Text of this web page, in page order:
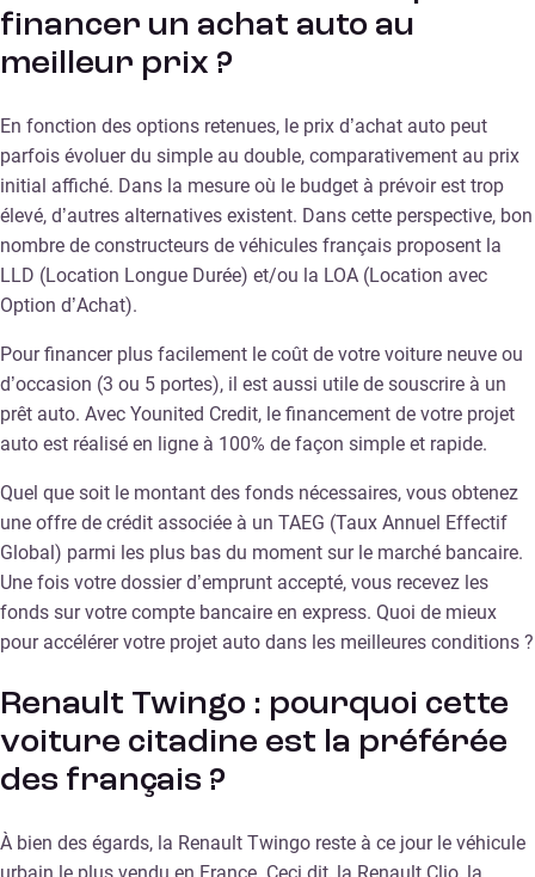
financer un achat auto au
meilleur prix ?
En fonction des options retenues, le prix d’achat auto peut
parfois évoluer du simple au double, comparativement au prix
initial affiché. Dans la mesure où le budget à prévoir est trop
élevé, d’autres alternatives existent. Dans cette perspective, bon
nombre de constructeurs de véhicules français proposent la
LLD (Location Longue Durée) et/ou la LOA (Location avec
Option d’Achat).
Pour financer plus facilement le coût de votre voiture neuve ou
d’occasion (3 ou 5 portes), il est aussi utile de souscrire à un
prêt auto. Avec Younited Credit, le financement de votre projet
auto est réalisé en ligne à 100% de façon simple et rapide.
Quel que soit le montant des fonds nécessaires, vous obtenez
une offre de crédit associée à un TAEG (Taux Annuel Effectif
Global) parmi les plus bas du moment sur le marché bancaire.
Une fois votre dossier d’emprunt accepté, vous recevez les
fonds sur votre compte bancaire en express. Quoi de mieux
pour accélérer votre projet auto dans les meilleures conditions ?
Renault Twingo : pourquoi cette
voiture citadine est la préférée
des français ?
À bien des égards, la Renault Twingo reste à ce jour le véhicule